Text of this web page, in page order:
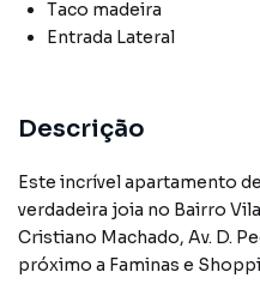
Taco madeira
Entrada Lateral
Descrição
Este incrível apartamento
verdadeira joia no Bairro
Cristiano Machado, Av. D.
próximo a Faminas e